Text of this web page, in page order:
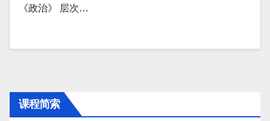
《政治》 层次…
课程简索